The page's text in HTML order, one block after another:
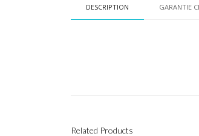
DESCRIPTION GARANTIE
Related Products